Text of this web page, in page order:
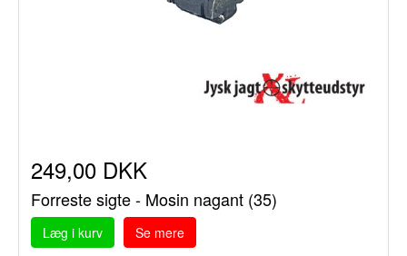
249,00 DKK
Forreste sigte - Mosin nagant (35)
Læg i kurv Se mere